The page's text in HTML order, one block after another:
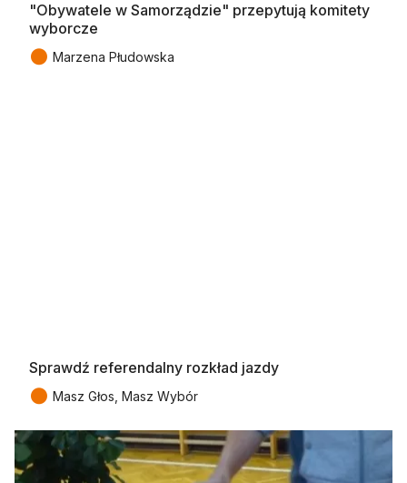
"Obywatele w Samorządzie" przepytują komitety
wyborcze
● Marzena Płudowska
Sprawdź referendalny rozkład jazdy
● Masz Głos, Masz Wybór